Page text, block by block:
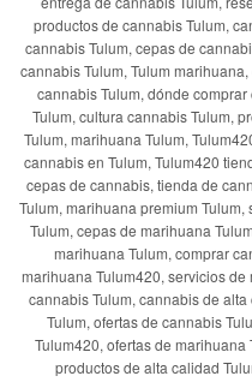
productos de cannabis Tulum,
cannabis Tulum, cepas de
cannabis Tulum, Tulum
cannabis Tulum, dónde
Tulum, cultura cannabis Tulum,
Tulum, marihuana Tulum,
cannabis en Tulum, Tulum420
cepas de cannabis, tienda de
Tulum, marihuana premium
Tulum, cepas de marihuana
marihuana Tulum, comprar
marihuana Tulum420, servicios
cannabis Tulum, cannabis de
Tulum, ofertas de cannabis
Tulum420, ofertas de
productos de alta calidad